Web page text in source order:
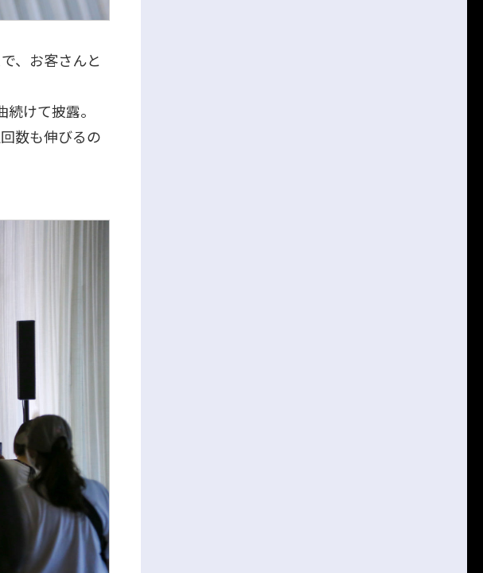
、お客さんと
けて披露。
数も伸びるの